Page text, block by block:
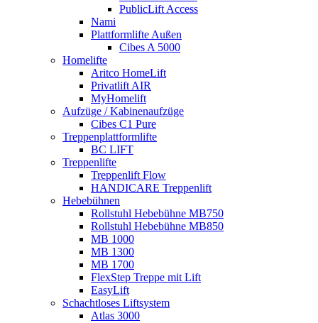
PublicLift Access
Nami
Plattformlifte Außen
Cibes A 5000
Homelifte
Aritco HomeLift
Privatlift AIR
MyHomelift
Aufzüge / Kabinenaufzüge
Cibes C1 Pure
Treppenplattformlifte
BC LIFT
Treppenlifte
Treppenlift Flow
HANDICARE Treppenlift
Hebebühnen
Rollstuhl Hebebühne MB750
Rollstuhl Hebebühne MB850
MB 1000
MB 1300
MB 1700
FlexStep Treppe mit Lift
EasyLift
Schachtloses Liftsystem
Atlas 3000